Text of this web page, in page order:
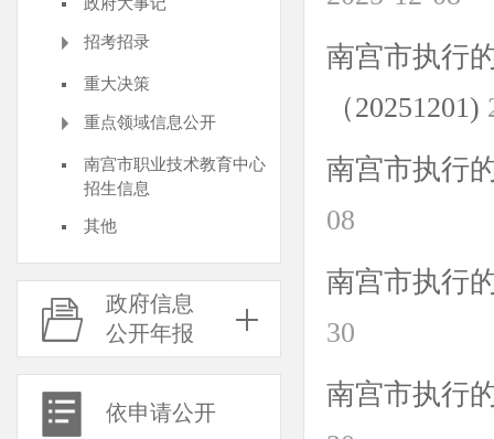
招考招录
重大决策
重点领域信息公开
南宫市职业技术教育中心
招生信息
其他
政府信息
公开年报
依申请公开
南宫市执行
（20251201)
南宫市执行
08
南宫市执行
30
南宫市执行